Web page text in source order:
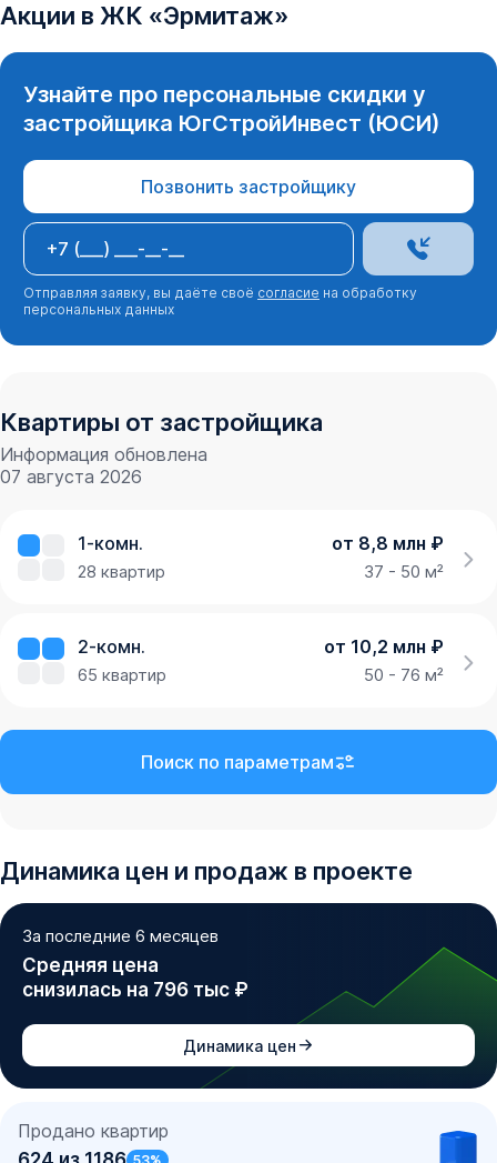
Акции в ЖК «Эрмитаж»
Узнайте про персональные скидки у
застройщика ЮгСтройИнвест (ЮСИ)
Позвонить застройщику
Отправляя заявку, вы даёте своё согласие на обработку
персональных данных
Квартиры от застройщика
Информация обновлена
07 августа 2026
1-комн. от 8,8 млн ₽
28 квартир 37 - 50 м²
2-комн. от 10,2 млн ₽
65 квартир 50 - 76 м²
Поиск по параметрам
Динамика цен и продаж в проекте
За последние 6 месяцев
Средняя цена
снизилась на 796 тыс ₽
Динамика цен
Продано квартир